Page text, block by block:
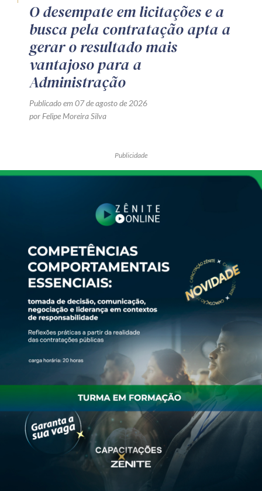
O desempate em licitações e a
busca pela contratação apta a
gerar o resultado mais
vantajoso para a
Administração
Publicado em 07 de agosto de 2026
por Felipe Moreira Silva
Publicidade